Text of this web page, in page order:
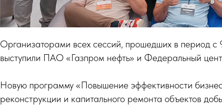
Организаторами всех сессий, прошедших в период с
выступили ПАО «Газпром нефть» и Федеральный
Новую программу «Повышение эффективности
реконструкции и капитального ремонта объектов